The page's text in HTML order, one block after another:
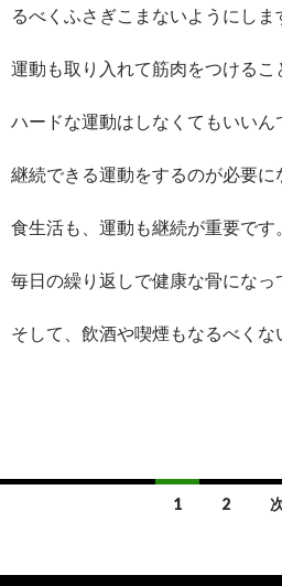
るべくふさぎこまないようにしま
運動も取り入れて筋肉をつけるこ
ハードな運動はしなくてもいいん
継続できる運動をするのが必要に
食生活も、運動も継続が重要です。
毎日の繰り返しで健康な骨になっ
そして、飲酒や喫煙もなるべくな
1 2